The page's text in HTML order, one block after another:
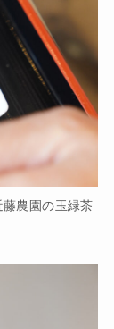
農園の玉緑茶